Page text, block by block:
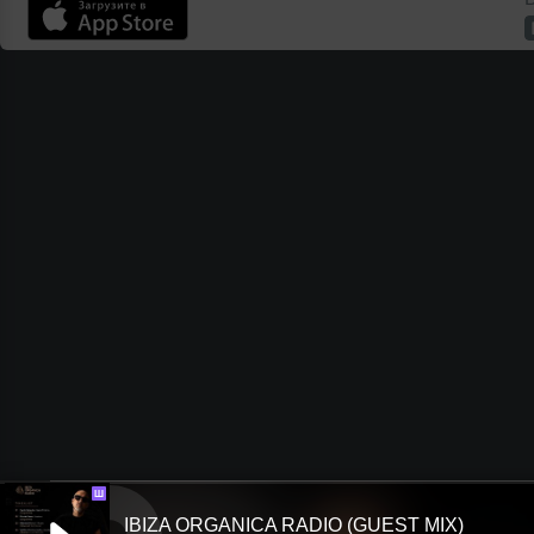
Ш
IBIZA ORGANICA RADIO (GUEST MIX)